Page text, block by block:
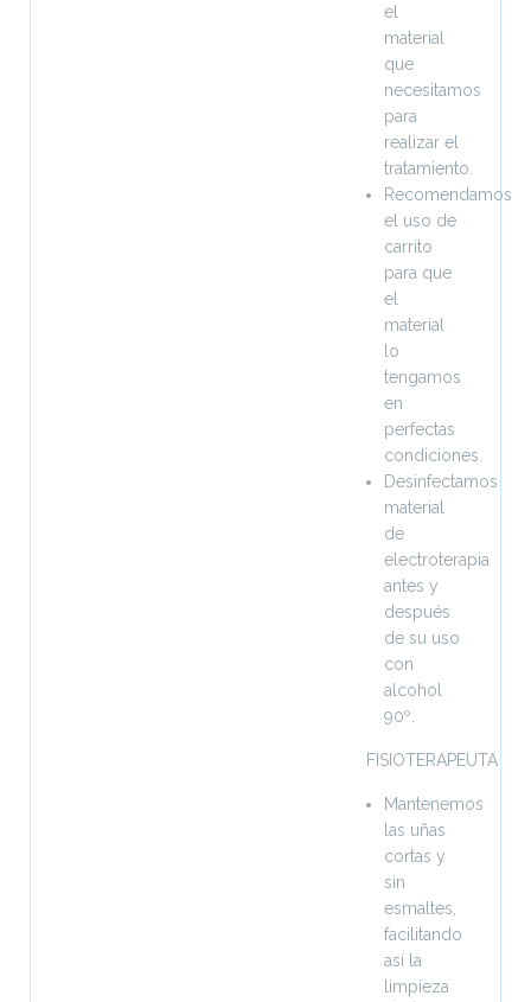
el
material
que
necesitamos
para
realizar el
tratamiento.
Recomendamos
el uso de
carrito
para que
el
material
lo
tengamos
en
perfectas
condiciones.
Desinfectamos
material
de
electroterapia
antes y
después
de su uso
con
alcohol
90º.
FISIOTERAPEUTA
Mantenemos
las uñas
cortas y
sin
esmaltes,
facilitando
así la
limpieza